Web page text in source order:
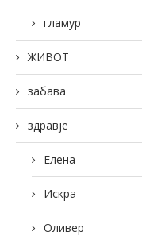
гламур
ЖИВОТ
забава
здравје
Елена
Искра
Оливер